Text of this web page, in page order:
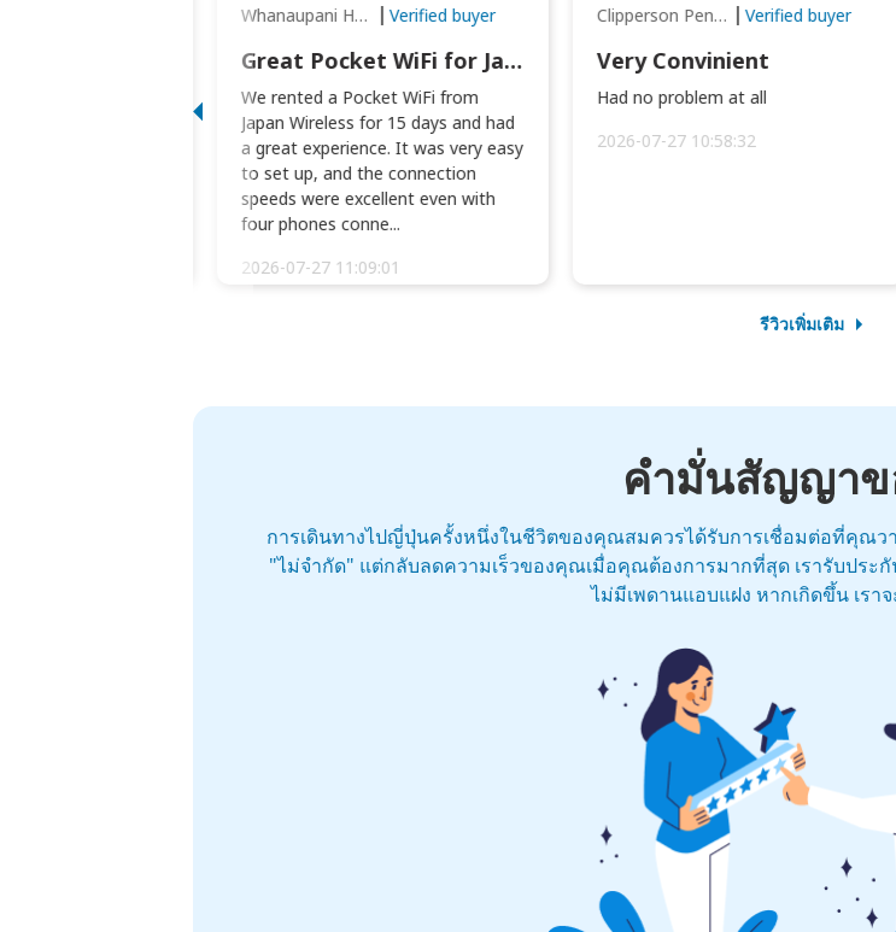
Whanaupani Henry Joseph Macown Verified buyer
Great Pocket WiFi for Japan Travel
We rented a Pocket WiFi from
Japan Wireless for 15 days and had
a great experience. It was very easy
to set up, and the connection
speeds were excellent even with
four phones conne...
2026-07-27 11:09:01
Clipperson Penilla Verified buyer
Very Convinient
Had no problem at all
2026-07-27 10:58:32
รีวิวเพิ่มเติม
คำมั่นสัญญาข
การเดินทางไปญี่ปุ่นครั้งหนึ่งในชีวิตของคุณสมควรได้รับการเชื่อมต่อที่คุณ
"ไม่จำกัด" แต่กลับลดความเร็วของคุณเมื่อคุณต้องการมากที่สุด เรารับประ
ไม่มีเพดานแอบแฝง หากเกิดขึ้น เรา